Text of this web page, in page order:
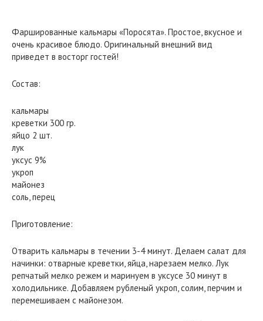
Фаршированные кальмары «Поросята». Простое, вкусное и
очень красивое блюдо. Оригинальный внешний вид
приведет в восторг гостей!
Состав:
кальмары
креветки 300 гр.
яйцо 2 шт.
лук
уксус 9%
укроп
майонез
соль, перец
Приготовление:
Отварить кальмары в течении 3-4 минут. Делаем салат для
начинки: отварные креветки, яйца, нарезаем мелко. Лук
репчатый мелко режем и маринуем в уксусе 30 минут в
холодильнике. Добавляем рубленый укроп, солим, перчим и
перемешиваем с майонезом.